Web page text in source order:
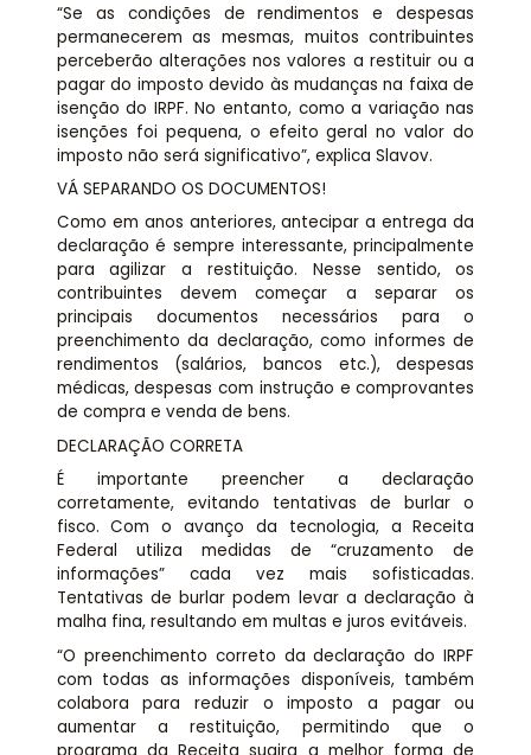
“Se as condições de rendimentos e despesas
permanecerem as mesmas, muitos contribuintes
perceberão alterações nos valores a restituir ou a
pagar do imposto devido às mudanças na faixa de
isenção do IRPF. No entanto, como a variação nas
isenções foi pequena, o efeito geral no valor do
imposto não será significativo”, explica Slavov.
VÁ SEPARANDO OS DOCUMENTOS!
Como em anos anteriores, antecipar a entrega da
declaração é sempre interessante, principalmente
para agilizar a restituição. Nesse sentido, os
contribuintes devem começar a separar os
principais documentos necessários para o
preenchimento da declaração, como informes de
rendimentos (salários, bancos etc.), despesas
médicas, despesas com instrução e comprovantes
de compra e venda de bens.
DECLARAÇÃO CORRETA
É importante preencher a declaração
corretamente, evitando tentativas de burlar o
fisco. Com o avanço da tecnologia, a Receita
Federal utiliza medidas de “cruzamento de
informações” cada vez mais sofisticadas.
Tentativas de burlar podem levar a declaração à
malha fina, resultando em multas e juros evitáveis.
“O preenchimento correto da declaração do IRPF
com todas as informações disponíveis, também
colabora para reduzir o imposto a pagar ou
aumentar a restituição, permitindo que o
programa da Receita sugira a melhor forma de